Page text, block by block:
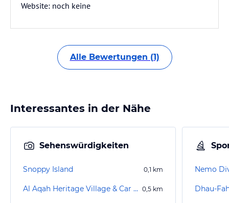
Website: noch keine
Alle Bewertungen (1)
Interessantes in der Nähe
Sehenswürdigkeiten
Snoppy Island 0,1 km
Al Aqah Heritage Village & Car Museum 0,5 km
Nemo
Dhau-